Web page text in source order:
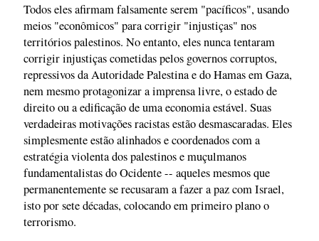
Todos eles afirmam falsamente serem "pacíficos", usando
meios "econômicos" para corrigir "injustiças" nos
territórios palestinos. No entanto, eles nunca tentaram
corrigir injustiças cometidas pelos governos corruptos,
repressivos da Autoridade Palestina e do Hamas em Gaza,
nem mesmo protagonizar a imprensa livre, o estado de
direito ou a edificação de uma economia estável. Suas
verdadeiras motivações racistas estão desmascaradas. Eles
simplesmente estão alinhados e coordenados com a
estratégia violenta dos palestinos e muçulmanos
fundamentalistas do Ocidente -- aqueles mesmos que
permanentemente se recusaram a fazer a paz com Israel,
isto por sete décadas, colocando em primeiro plano o
terrorismo.